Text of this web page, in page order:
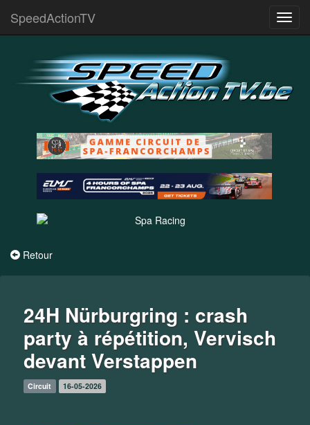
SpeedActionTV
Retour
24H Nürburgring : crash
party à répétition, Vervisch
devant Verstappen
Circuit 16-05-2026